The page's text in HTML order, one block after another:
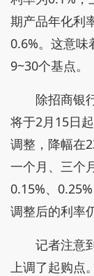
期产品年化利
0.6%。这意味
9~30个基点。
除招商银
将于2月15日
调整，降幅在
一个月、三个
0.15%、
调整后的利率
记者注意
上调了起购点。